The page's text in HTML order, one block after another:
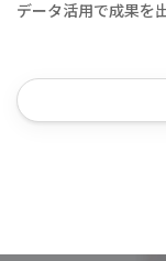
データ活用で成果を